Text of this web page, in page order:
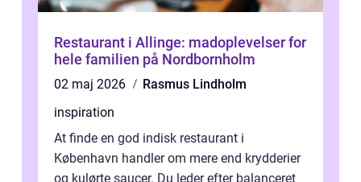
Restaurant i Allinge: madoplevelser for
hele familien på Nordbornholm
02 maj 2026
Rasmus Lindholm
inspiration
At finde en god indisk restaurant i
København handler om mere end krydderier
og kulørte saucer. Du leder efter balanceret